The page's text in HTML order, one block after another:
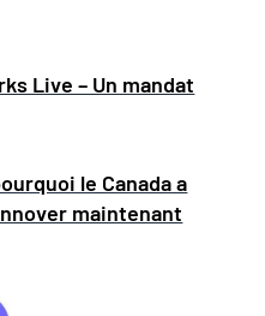
Live – Un mandat
le Canada a
maintenant